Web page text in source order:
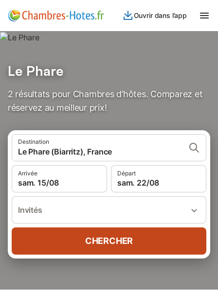
Ouvrir dans l’app
Le Phare
2 résultats pour Chambres d’hôtes. Comparez et
réservez au meilleur prix!
Destination
Le Phare (Biarritz), France
Arrivée
sam. 15/08
Départ
sam. 22/08
Invités
CHERCHER